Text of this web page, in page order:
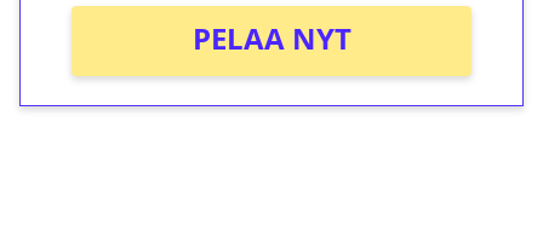
PELAA NYT